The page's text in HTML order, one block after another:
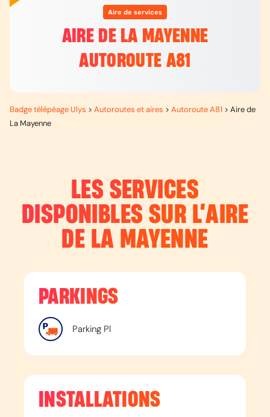
Aire de services
AIRE DE LA MAYENNE
AUTOROUTE A81
Badge télépéage Ulys > Autoroutes et aires > Autoroute A81 > Aire de
La Mayenne
LES SERVICES
DISPONIBLES SUR L’AIRE
DE LA MAYENNE
PARKINGS
Parking Pl
INSTALLATIONS